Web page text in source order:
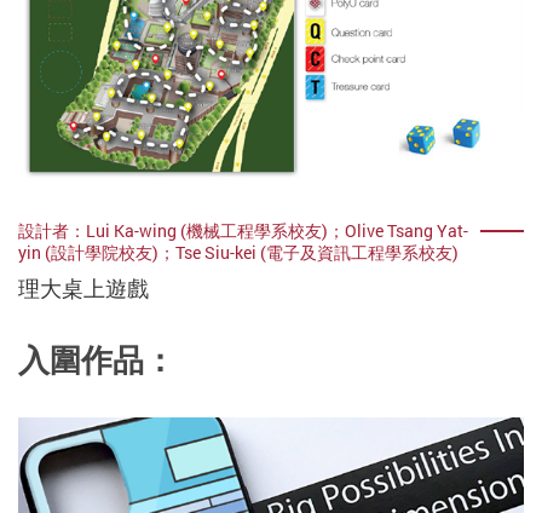
設計者：Lui Ka-wing (機械工程學系校友)；Olive Tsang Yat-
yin (設計學院校友)；Tse Siu-kei (電子及資訊工程學系校友)
理大桌上遊戲
入圍作品：